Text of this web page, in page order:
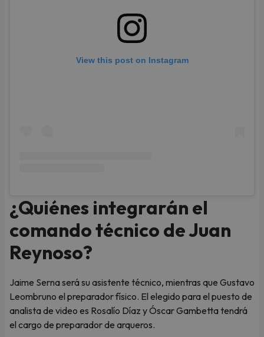
View this post on Instagram
¿Quiénes integrarán el
comando técnico de Juan
Reynoso?
Jaime Serna será su asistente técnico, mientras que Gustavo
Leombruno el preparador físico. El elegido para el puesto de
analista de video es Rosalío Díaz y Óscar Gambetta tendrá
el cargo de preparador de arqueros.